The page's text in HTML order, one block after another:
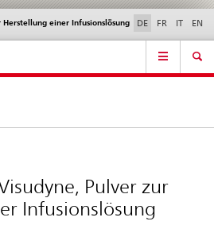
Kontakt | Support & Hilfe
einer Infusionslösung DE FR IT EN
Pulver zur
Infusionslösung